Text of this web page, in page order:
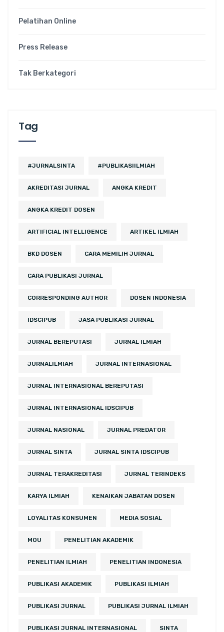
Pelatihan Online
Press Release
Tak Berkategori
Tag
#JURNALSINTA #PUBLIKASIILMIAH
AKREDITASI JURNAL ANGKA KREDIT
ANGKA KREDIT DOSEN
ARTIFICIAL INTELLIGENCE ARTIKEL ILMIAH
BKD DOSEN CARA MEMILIH JURNAL
CARA PUBLIKASI JURNAL
CORRESPONDING AUTHOR DOSEN INDONESIA
IDSCIPUB JASA PUBLIKASI JURNAL
JURNAL BEREPUTASI JURNAL ILMIAH
JURNALILMIAH JURNAL INTERNASIONAL
JURNAL INTERNASIONAL BEREPUTASI
JURNAL INTERNASIONAL IDSCIPUB
JURNAL NASIONAL JURNAL PREDATOR
JURNAL SINTA JURNAL SINTA IDSCIPUB
JURNAL TERAKREDITASI JURNAL TERINDEKS
KARYA ILMIAH KENAIKAN JABATAN DOSEN
LOYALITAS KONSUMEN MEDIA SOSIAL
MOU PENELITIAN AKADEMIK
PENELITIAN ILMIAH PENELITIAN INDONESIA
PUBLIKASI AKADEMIK PUBLIKASI ILMIAH
PUBLIKASI JURNAL PUBLIKASI JURNAL ILMIAH
PUBLIKASI JURNAL INTERNASIONAL SINTA